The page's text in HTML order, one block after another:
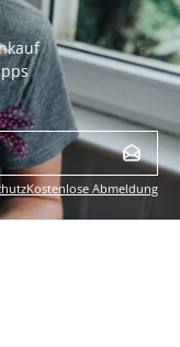
Kostenlose Abmeldung